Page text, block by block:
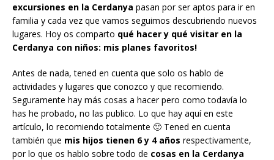
excursiones en la Cerdanya pasan por ser aptos para ir en
familia y cada vez que vamos seguimos descubriendo nuevos
lugares. Hoy os comparto qué hacer y qué visitar en la
Cerdanya con niños: mis planes favoritos!
Antes de nada, tened en cuenta que solo os hablo de
actividades y lugares que conozco y que recomiendo.
Seguramente hay más cosas a hacer pero como todavía lo
has he probado, no las publico. Lo que hay aquí en este
artículo, lo recomiendo totalmente 🙂 Tened en cuenta
también que mis hijos tienen 6 y 4 años respectivamente,
por lo que os hablo sobre todo de cosas en la Cerdanya